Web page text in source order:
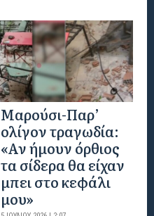
Μαρούσι-Παρ’
ολίγον τραγωδία:
«Αν ήμουν όρθιος
τα σίδερα θα είχαν
μπει στο κεφάλι
μου»